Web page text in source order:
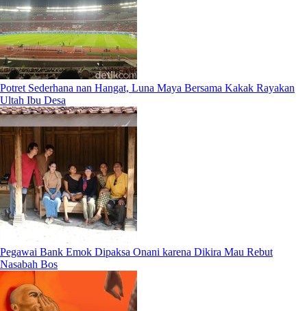
Potret Sederhana nan Hangat, Luna Maya Bersama Kakak Rayakan
Ultah Ibu Desa
Pegawai Bank Emok Dipaksa Onani karena Dikira Mau Rebut
Nasabah Bos